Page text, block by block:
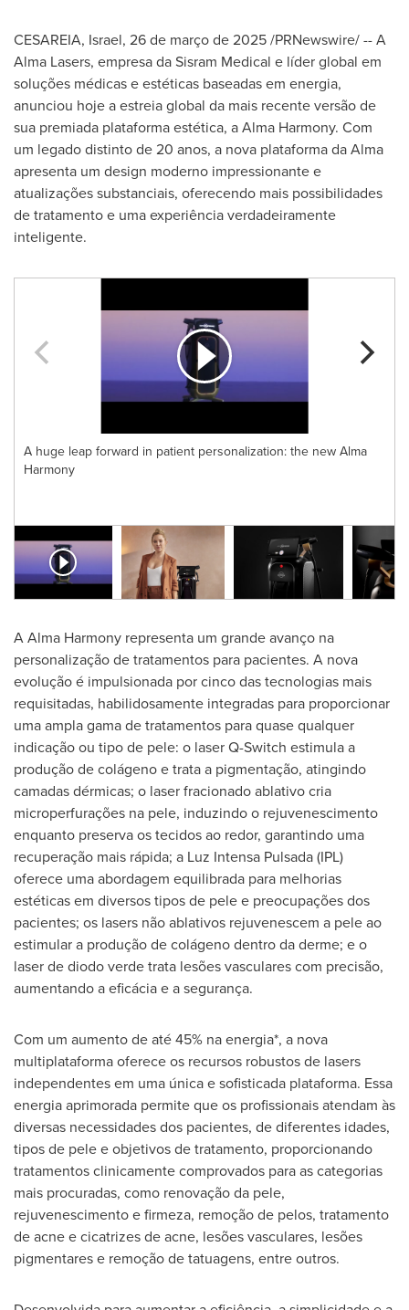
CESAREIA, Israel, 26 de março de 2025/PRNewswire/ --A
Alma Lasers, empresa da Sisram Medical e líder global em
soluções médicas e estéticas baseadas em energia,
anunciou hoje a estreia global da mais recente versão de
sua premiada plataforma estética, a Alma Harmony. Com
um legado distinto de 20 anos, a nova plataforma da Alma
apresenta um design moderno impressionante e
atualizações substanciais, oferecendo mais possibilidades
de tratamento e uma experiência verdadeiramente
inteligente.
A huge leap forward in patient personalization: the new Alma
Harmony
A Alma Harmony representa um grande avanço na
personalização de tratamentos para pacientes. A nova
evolução é impulsionada por cinco das tecnologias mais
requisitadas, habilidosamente integradas para proporcionar
uma ampla gama de tratamentos para quase qualquer
indicação ou tipo de pele: o laser Q-Switch estimula a
produção de colágeno e trata a pigmentação, atingindo
camadas dérmicas; o laser fracionado ablativo cria
microperfurações na pele, induzindo o rejuvenescimento
enquanto preserva os tecidos ao redor, garantindo uma
recuperação mais rápida; a Luz Intensa Pulsada (IPL)
oferece uma abordagem equilibrada para melhorias
estéticas em diversos tipos de pele e preocupações dos
pacientes; os lasers não ablativos rejuvenescem a pele ao
estimular a produção de colágeno dentro da derme; e o
laser de diodo verde trata lesões vasculares com precisão,
aumentando a eficácia e a segurança.
Com um aumento de até 45% na energia*, a nova
multiplataforma oferece os recursos robustos de lasers
independentes em uma única e sofisticada plataforma. Essa
energia aprimorada permite que os profissionais atendam às
diversas necessidades dos pacientes, de diferentes idades,
tipos de pele e objetivos de tratamento, proporcionando
tratamentos clinicamente comprovados para as categorias
mais procuradas, como renovação da pele,
rejuvenescimento e firmeza, remoção de pelos, tratamento
de acne e cicatrizes de acne, lesões vasculares, lesões
pigmentares e remoção de tatuagens, entre outros.